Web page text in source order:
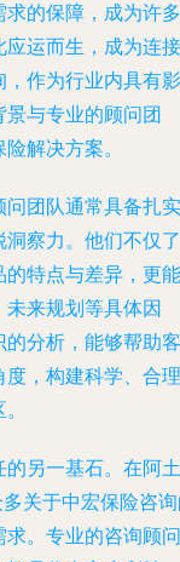
的保障，成为许多
运而生，成为连接
作为行业内具有影
与专业的顾问团
解决方案。
团队通常具备扎实
察力。他们不仅了
特点与差异，更能
来规划等具体因
分析，能够帮助客
，构建科学、合理
另一基石。在阿土
关于中宏保险咨
。专业的咨询顾问